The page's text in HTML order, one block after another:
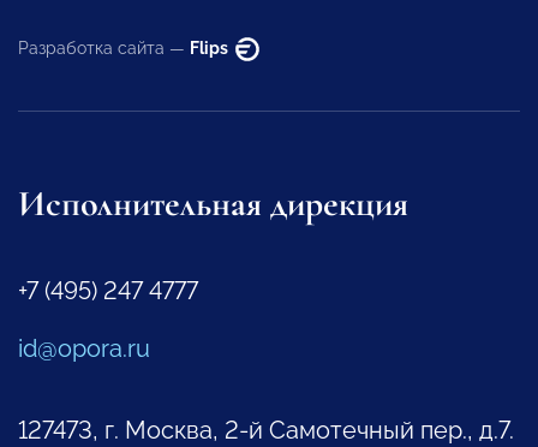
Разработка сайта — Flips
Исполнительная дирекция
+7 (495) 247 4777
id@opora.ru
127473, г. Москва, 2-й Самотечный пер., д.7.